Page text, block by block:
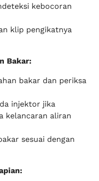
kebocoran
klip pengikatnya
Bakar:
bakar dan periksa
injektor jika
kelancaran aliran
sesuai dengan